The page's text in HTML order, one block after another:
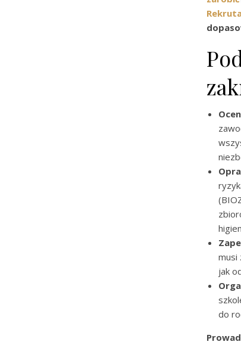
musi
jak
do